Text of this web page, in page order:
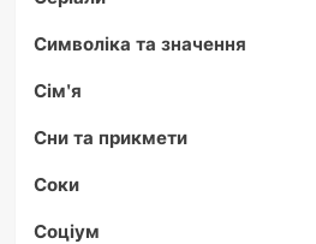
Символіка та значення
Сім'я
Сни та прикмети
Соки
Соціум